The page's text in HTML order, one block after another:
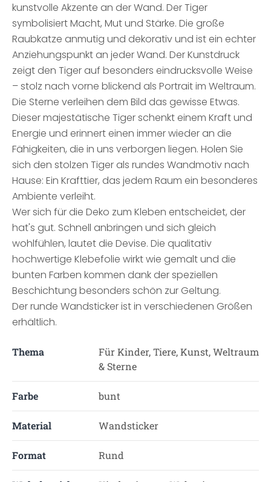
kunstvolle Akzente an der Wand. Der Tiger
symbolisiert Macht, Mut und Stärke. Die große
Raubkatze anmutig und dekorativ und ist ein echter
Anziehungspunkt an jeder Wand. Der Kunstdruck
zeigt den Tiger auf besonders eindrucksvolle Weise
– stolz nach vorne blickend als Portrait im Weltraum.
Die Sterne verleihen dem Bild das gewisse Etwas.
Dieser majestätische Tiger schenkt einem Kraft und
Energie und erinnert einen immer wieder an die
Fähigkeiten, die in uns verborgen liegen. Holen Sie
sich den stolzen Tiger als rundes Wandmotiv nach
Hause: Ein Krafttier, das jedem Raum ein besonderes
Ambiente verleiht.
Wer sich für die Deko zum Kleben entscheidet, der
hat's gut. Schnell anbringen und sich gleich
wohlfühlen, lautet die Devise. Die qualitativ
hochwertige Klebefolie wirkt wie gemalt und die
bunten Farben kommen dank der speziellen
Beschichtung besonders schön zur Geltung.
Der runde Wandsticker ist in verschiedenen Größen
erhältlich.
Thema
Für Kinder, Tiere, Kunst, Weltraum
& Sterne
Farbe bunt
Material Wandsticker
Format Rund